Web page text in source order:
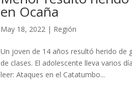
en Ocaña
May 18, 2022 | Región
Un joven de 14 años resultó herido de
de clases. El adolescente lleva varios
leer: Ataques en el Catatumbo...